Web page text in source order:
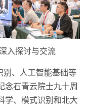
入探讨与交流
别、人工智能基础等
念石青云院士九十周
学、模式识别和北大